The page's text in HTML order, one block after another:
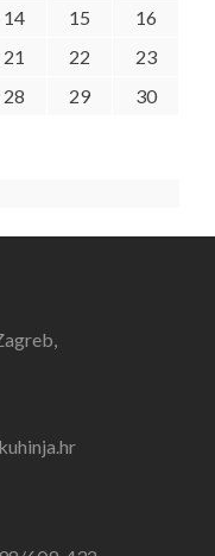
14 15
16
21 22
23
28 29
30